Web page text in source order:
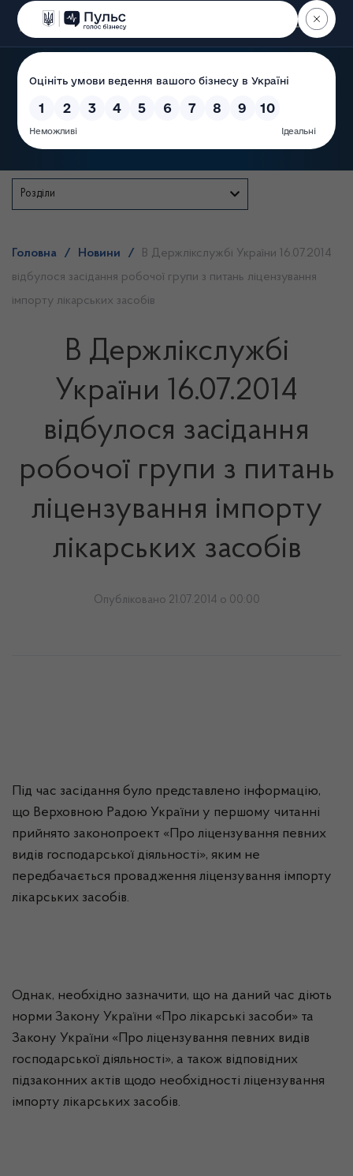
Пошук
Розділи
Головна / Новини /
В Держлікслужбі України 16.07.2014
відбулося засідання робочої групи з питань ліцензування
імпорту лікарських засобів
В Держлікслужбі
України 16.07.2014
відбулося засідання
робочої групи з питань
ліцензування імпорту
лікарських засобів
Опубліковано 21.07.2014 о 00:00
Під час засідання було представлено інформацію,
що Верховною Радою України у першому читанні
прийнято законопроект «Про ліцензування певних
видів господарської діяльності», яким не
передбачається провадження ліцензування імпорту
лікарських засобів.
Однак, необхідно зазначити, що на даний час діють
норми Закону України «Про лікарські засоби» та
Закону України «Про ліцензування певних видів
господарської діяльності», а також відповідних
підзаконних актів щодо необхідності ліцензування
імпорту лікарських засобів.